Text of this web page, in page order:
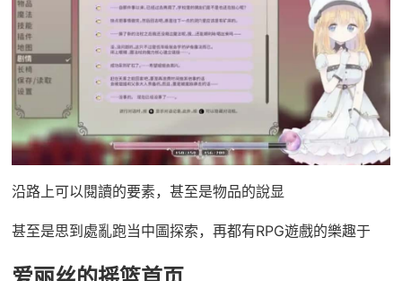
沿路上可以閱讀的要素，甚至是物品的說显
甚至是思到處亂跑当中圖探索，再都有RPG遊戲的樂趣于